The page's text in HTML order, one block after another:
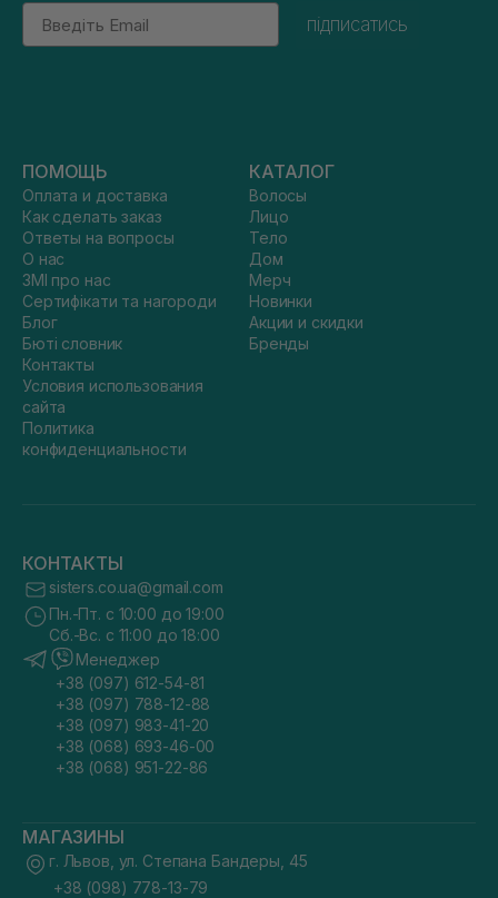
Email
підписатись
ПОМОЩЬ
Оплата и доставка
Как сделать заказ
Ответы на вопросы
О нас
ЗМІ про нас
Сертифікати та нагороди
Блог
Бюті словник
Контакты
Условия использования
сайта
Политика
конфиденциальности
КАТАЛОГ
Волосы
Лицо
Тело
Дом
Мерч
Новинки
Акции и скидки
Бренды
КОНТАКТЫ
sisters.co.ua@gmail.com
Пн.-Пт. с 10:00 до 19:00
Сб.-Вс. с 11:00 до 18:00
Менеджер
+38 (097) 612-54-81
+38 (097) 788-12-88
+38 (097) 983-41-20
+38 (068) 693-46-00
+38 (068) 951-22-86
МАГАЗИНЫ
г. Львов, ул. Степана Бандеры, 45
+38 (098) 778-13-79